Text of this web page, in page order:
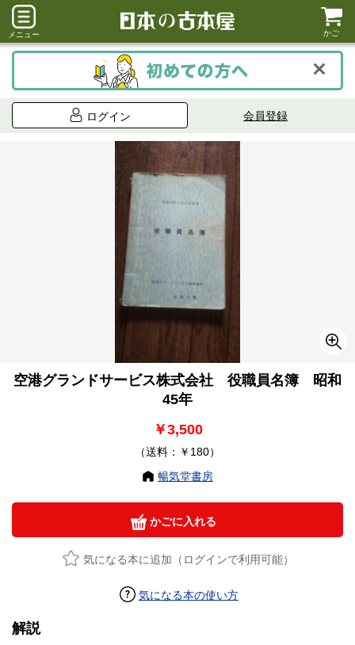
メニュー かご
ログイン 会員登録
空港グランドサービス株式会社 役職員名簿 昭和
45年
￥3,500
（送料：￥180）
暢気堂書房
かごに入れる
気になる本に追加（ログインで利用可能）
気になる本の使い方
解説